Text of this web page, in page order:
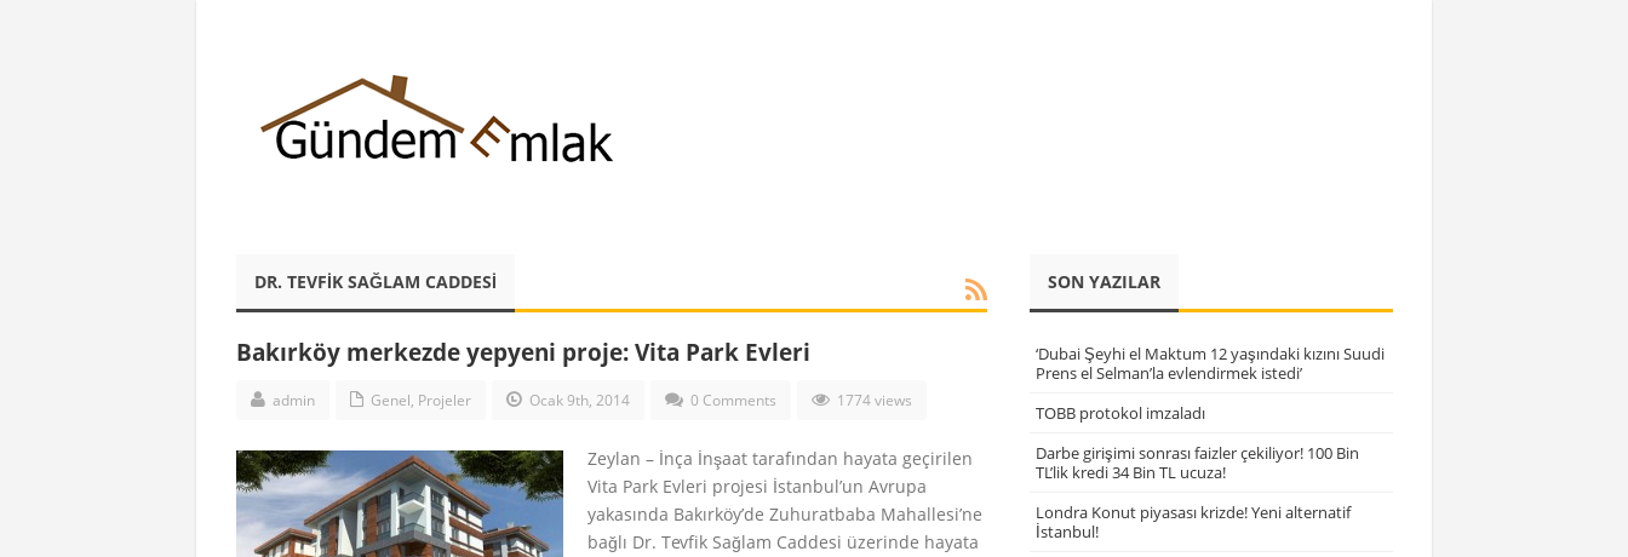
DR. TEVFIK SAĞLAM CADDESI
Bakırköy merkezde yepyeni proje: Vita Park Evleri
admin Genel, Projeler Ocak 9th, 2014 0 Comments 1774 views
Zeylan – İnça İnşaat tarafından hayata geçirilen
Vita Park Evleri projesi İstanbul’un Avrupa
yakasında Bakırköy’de Zuhuratbaba Mahallesi’ne
bağlı Dr. Tevfik Sağlam Caddesi üzerinde hayata
SON YAZILAR
‘Dubai Şeyhi el Maktum 12 yaşındaki kızını Suudi
Prens el Selman’la evlendirmek istedi’
TOBB protokol imzaladı
Darbe girişimi sonrası faizler çekiliyor! 100 Bin
TL’lik kredi 34 Bin TL ucuza!
Londra Konut piyasası krizde! Yeni alternatif
İstanbul!